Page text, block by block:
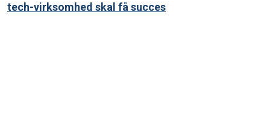
tech-virksomhed skal få succes